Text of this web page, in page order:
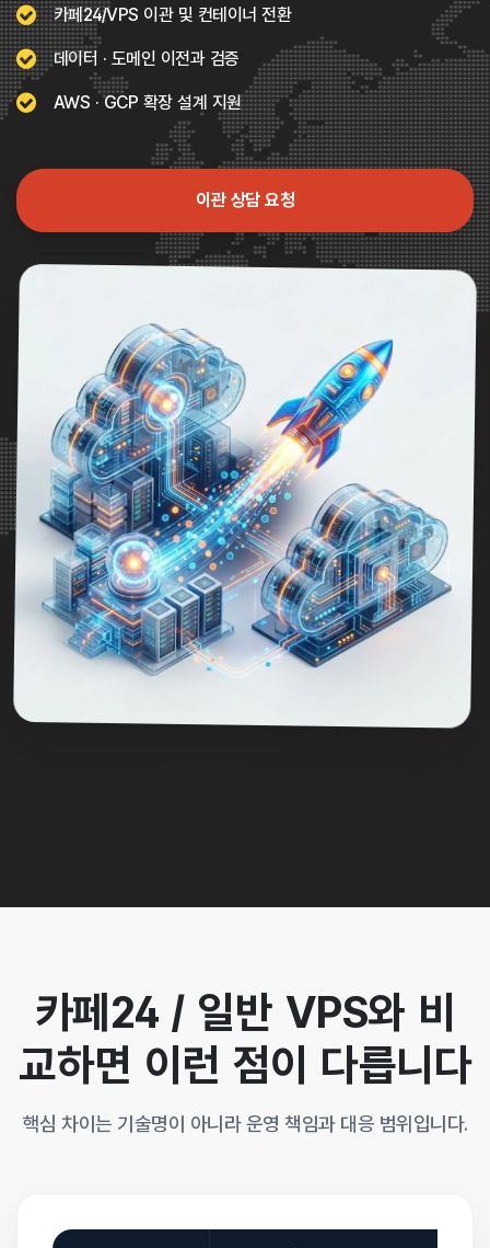
카페24/VPS 이관 및 컨테이너 전환
데이터 · 도메인 이전과 검증
AWS · GCP 확장 설계 지원
이관 상담 요청
카페24 / 일반 VPS와 비
교하면 이런 점이 다릅니다
핵심 차이는 기술명이 아니라 운영 책임과 대응 범위입니다.